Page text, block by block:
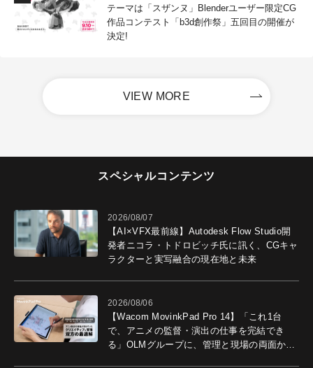
テーマは「スザンヌ」Blenderユーザー限定CG
作品コンテスト「b3d創作祭」五回目の開催が
決定!
VIEW MORE
スペシャルコンテンツ
2026/08/07
【AI×VFX最前線】Autodesk Flow Studio開
発者ニコラ・トドロビッチ氏に訊く、CGキャ
ラクターと実写融合の現在地と未来
2026/08/06
【Wacom MovinkPad Pro 14】「これ1台
で、アニメの監督・演出の仕事を完結でき
る」OLMグループに、管理と現場の両面から